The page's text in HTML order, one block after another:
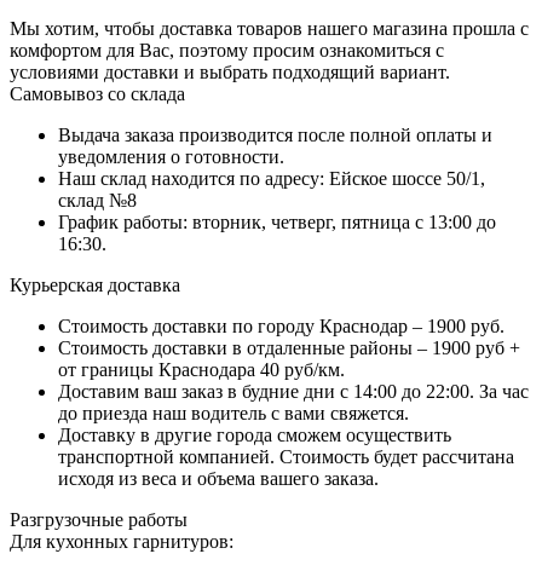
Мы хотим, чтобы доставка товаров нашего магазина прошла с
комфортом для Вас, поэтому просим ознакомиться с
условиями доставки и выбрать подходящий вариант.
Самовывоз со склада
Выдача заказа производится после полной оплаты и
уведомления о готовности.
Наш склад находится по адресу: Ейское шоссе 50/1,
склад №8
График работы: вторник, четверг, пятница с 13:00 до
16:30.
Курьерская доставка
Стоимость доставки по городу Краснодар – 1900 руб.
Стоимость доставки в отдаленные районы – 1900 руб +
от границы Краснодара 40 руб/км.
Доставим ваш заказ в будние дни с 14:00 до 22:00. За час
до приезда наш водитель с вами свяжется.
Доставку в другие города сможем осуществить
транспортной компанией. Стоимость будет рассчитана
исходя из веса и объема вашего заказа.
Разгрузочные работы
Для кухонных гарнитуров: